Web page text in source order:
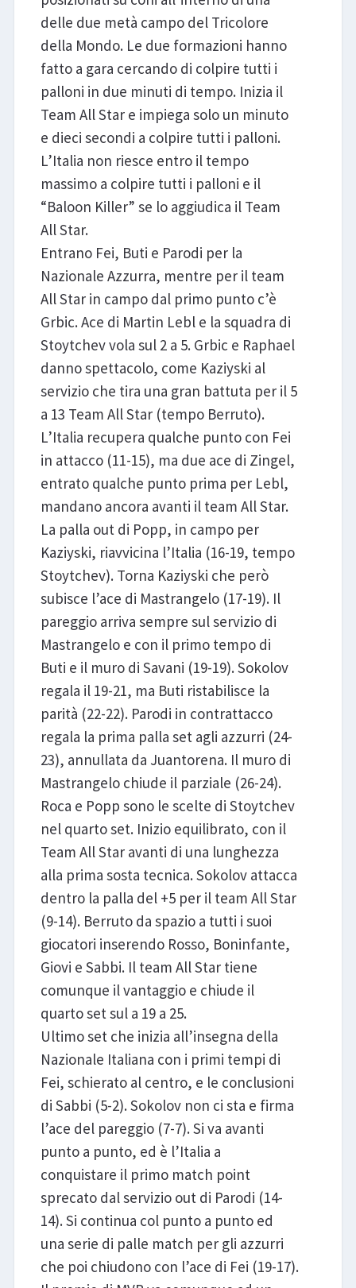
delle due metà campo del Tricolore
della Mondo. Le due formazioni hanno
fatto a gara cercando di colpire tutti i
palloni in due minuti di tempo. Inizia il
Team All Star e impiega solo un minuto
e dieci secondi a colpire tutti i palloni.
L’Italia non riesce entro il tempo
massimo a colpire tutti i palloni e il
“Baloon Killer” se lo aggiudica il Team
All Star.
Entrano Fei, Buti e Parodi per la
Nazionale Azzurra, mentre per il team
All Star in campo dal primo punto c’è
Grbic. Ace di Martin Lebl e la squadra di
Stoytchev vola sul 2 a 5. Grbic e Raphael
danno spettacolo, come Kaziyski al
servizio che tira una gran battuta per il 5
a 13 Team All Star (tempo Berruto).
L’Italia recupera qualche punto con Fei
in attacco (11-15), ma due ace di Zingel,
entrato qualche punto prima per Lebl,
mandano ancora avanti il team All Star.
La palla out di Popp, in campo per
Kaziyski, riavvicina l’Italia (16-19, tempo
Stoytchev). Torna Kaziyski che però
subisce l’ace di Mastrangelo (17-19). Il
pareggio arriva sempre sul servizio di
Mastrangelo e con il primo tempo di
Buti e il muro di Savani (19-19). Sokolov
regala il 19-21, ma Buti ristabilisce la
parità (22-22). Parodi in contrattacco
regala la prima palla set agli azzurri (24-
23), annullata da Juantorena. Il muro di
Mastrangelo chiude il parziale (26-24).
Roca e Popp sono le scelte di Stoytchev
nel quarto set. Inizio equilibrato, con il
Team All Star avanti di una lunghezza
alla prima sosta tecnica. Sokolov attacca
dentro la palla del +5 per il team All Star
(9-14). Berruto da spazio a tutti i suoi
giocatori inserendo Rosso, Boninfante,
Giovi e Sabbi. Il team All Star tiene
comunque il vantaggio e chiude il
quarto set sul a 19 a 25.
Ultimo set che inizia all’insegna della
Nazionale Italiana con i primi tempi di
Fei, schierato al centro, e le conclusioni
di Sabbi (5-2). Sokolov non ci sta e firma
l’ace del pareggio (7-7). Si va avanti
punto a punto, ed è l’Italia a
conquistare il primo match point
sprecato dal servizio out di Parodi (14-
14). Si continua col punto a punto ed
una serie di palle match per gli azzurri
che poi chiudono con l’ace di Fei (19-17).